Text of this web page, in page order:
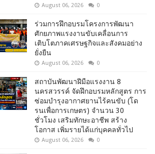
August 06, 2026 0
ร่วมการฝึกอบรมโครงการพัฒนา
ศักยภาพแรงงานขับเคลื่อนการ
เติบโตภาคเศรษฐกิจและสังคมอย่าง
ยั่งยืน
August 06, 2026 0
สถาบันพัฒนาฝีมือแรงงาน 8
นครสวรรค์ จัดฝึกอบรมหลักสูตร การ
ซ่อมบำรุงอากาศยานไร้คนขับ (โด
รนเพื่อการเกษตร) จำนวน 30
ชั่วโมง เสริมทักษะอาชีพ สร้าง
โอกาส เพิ่มรายได้แก่บุคคลทั่วไป
August 06, 2026 0